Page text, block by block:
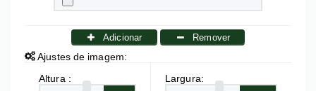
Adicionar Remover
Ajustes de imagem:
Altura :
Largura: